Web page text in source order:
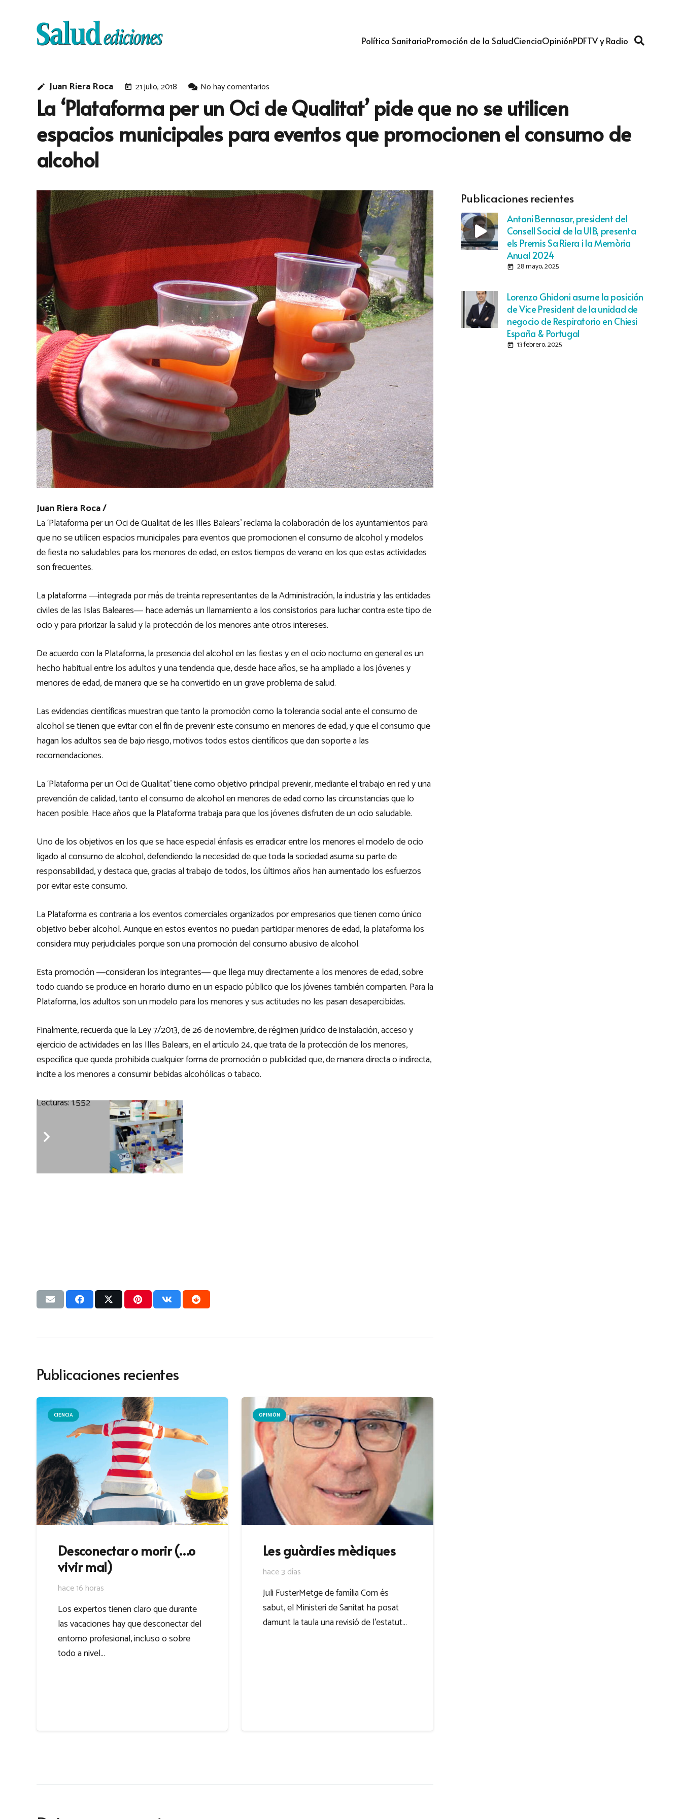
Política SanitariaPromoción de la SaludCienciaOpiniónPDFTV y Radio
edit Juan Riera Roca today 21 julio, 2018 No hay comentarios
La ‘Plataforma per un Oci de Qualitat’ pide que no se utilicen
espacios municipales para eventos que promocionen el consumo de
alcohol
Juan Riera Roca /
La ‘Plataforma per un Oci de Qualitat de les Illes Balears’ reclama la colaboración de los ayuntamientos para
que no se utilicen espacios municipales para eventos que promocionen el consumo de alcohol y modelos
de fiesta no saludables para los menores de edad, en estos tiempos de verano en los que estas actividades
son frecuentes.
La plataforma ―integrada por más de treinta representantes de la Administración, la industria y las entidades
civiles de las Islas Baleares― hace además un llamamiento a los consistorios para luchar contra este tipo de
ocio y para priorizar la salud y la protección de los menores ante otros intereses.
De acuerdo con la Plataforma, la presencia del alcohol en las fiestas y en el ocio nocturno en general es un
hecho habitual entre los adultos y una tendencia que, desde hace años, se ha ampliado a los jóvenes y
menores de edad, de manera que se ha convertido en un grave problema de salud.
Las evidencias científicas muestran que tanto la promoción como la tolerancia social ante el consumo de
alcohol se tienen que evitar con el fin de prevenir este consumo en menores de edad, y que el consumo que
hagan los adultos sea de bajo riesgo, motivos todos estos científicos que dan soporte a las
recomendaciones.
La ‘Plataforma per un Oci de Qualitat’ tiene como objetivo principal prevenir, mediante el trabajo en red y una
prevención de calidad, tanto el consumo de alcohol en menores de edad como las circunstancias que lo
hacen posible. Hace años que la Plataforma trabaja para que los jóvenes disfruten de un ocio saludable.
Uno de los objetivos en los que se hace especial énfasis es erradicar entre los menores el modelo de ocio
ligado al consumo de alcohol, defendiendo la necesidad de que toda la sociedad asuma su parte de
responsabilidad, y destaca que, gracias al trabajo de todos, los últimos años han aumentado los esfuerzos
por evitar este consumo.
La Plataforma es contraria a los eventos comerciales organizados por empresarios que tienen como único
objetivo beber alcohol. Aunque en estos eventos no puedan participar menores de edad, la plataforma los
considera muy perjudiciales porque son una promoción del consumo abusivo de alcohol.
Esta promoción ―consideran los integrantes― que llega muy directamente a los menores de edad, sobre
todo cuando se produce en horario diurno en un espacio público que los jóvenes también comparten. Para la
Plataforma, los adultos son un modelo para los menores y sus actitudes no les pasan desapercibidas.
Finalmente, recuerda que la Ley 7/2013, de 26 de noviembre, de régimen jurídico de instalación, acceso y
ejercicio de actividades en las Illes Balears, en el artículo 24, que trata de la protección de los menores,
especifica que queda prohibida cualquier forma de promoción o publicidad que, de manera directa o indirecta,
incite a los menores a consumir bebidas alcohólicas o tabaco.
Lecturas:1.552
Publicaciones recientes
Antoni Bennasar, president del
Consell Social de la UIB, presenta
els Premis Sa Riera i la Memòria
Anual 2024
today 28 mayo, 2025
Lorenzo Ghidoni asume la posición
de Vice President de la unidad de
negocio de Respiratorio en Chiesi
España & Portugal
today 13 febrero, 2025
Publicaciones recientes
CIENCIA
Desconectar o morir (…o
vivir mal)
hace 16 horas
Los expertos tienen claro que durante
las vacaciones hay que desconectar del
entorno profesional, incluso o sobre
todo a nivel…
OPINIÓN
Les guàrdies mèdiques
hace 3 días
Juli FusterMetge de família Com és
sabut, el Ministeri de Sanitat ha posat
damunt la taula una revisió de l’estatut…